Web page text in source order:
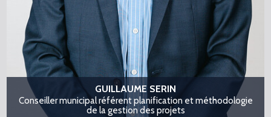
GUILLAUME SERIN
Conseiller municipal référent planification et méthodologie
de la gestion des projets